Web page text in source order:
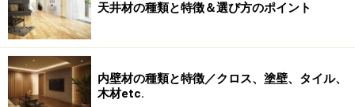
天井材の種類と特徴＆選び方のポイント
内壁材の種類と特徴／クロス、塗壁、タイル、
木材etc.